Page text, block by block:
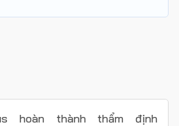
hoàn thành thẩm định